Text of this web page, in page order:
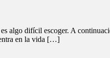
algo difícil escoger. A
en la vida […]